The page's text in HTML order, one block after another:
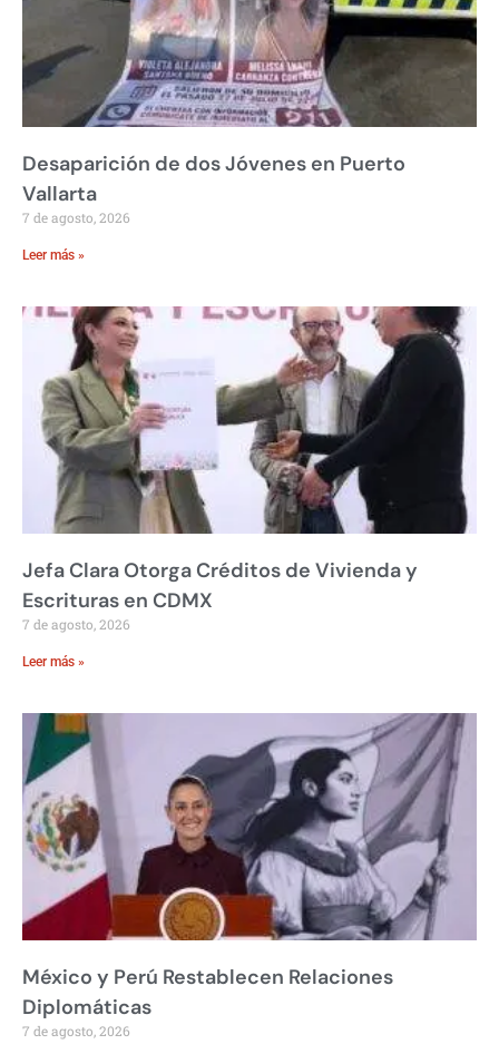
Desaparición de dos Jóvenes en Puerto
Vallarta
7 de agosto, 2026
Leer más »
Jefa Clara Otorga Créditos de Vivienda y
Escrituras en CDMX
7 de agosto, 2026
Leer más »
México y Perú Restablecen Relaciones
Diplomáticas
7 de agosto, 2026